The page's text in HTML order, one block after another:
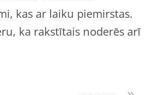
kas ar laiku piemirstas.
ka rakstītais noderēs arī